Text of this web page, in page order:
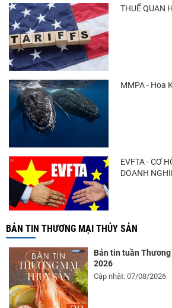
THUẾ QUAN
MMPA - Hoa
EVFTA - CƠ
DOANH
BẢN TIN THƯƠNG MẠI THỦY SẢN
Bản tin tuần
2026
Cập nhật: 07/08/2026